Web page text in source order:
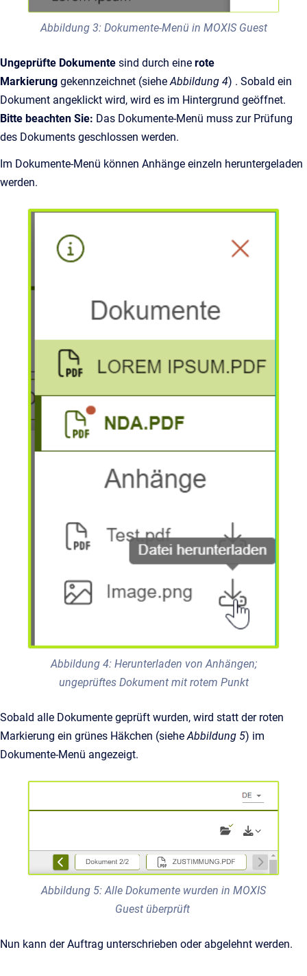
Abbildung 3: Dokumente-Menü in MOXIS Guest
Ungeprüfte Dokumente sind durch eine rote
Markierung gekennzeichnet (sieheAbbildung 4) . Sobald ein
Dokument angeklickt wird, wird es im Hintergrund geöffnet.
Bitte beachten Sie: Das Dokumente-Menü muss zur Prüfung
des Dokuments geschlossen werden.
Im Dokumente-Menü können Anhänge einzeln heruntergeladen
werden.
Abbildung 4: Herunterladen von Anhängen;
ungeprüftes Dokument mit rotem Punkt
Sobald alle Dokumente geprüft wurden, wird statt der roten
Markierung ein grünes Häkchen (sieheAbbildung 5) im
Dokumente-Menü angezeigt.
Abbildung 5: Alle Dokumente wurden in MOXIS
Guest überprüft
Nun kann der Auftrag unterschrieben oder abgelehnt werden.